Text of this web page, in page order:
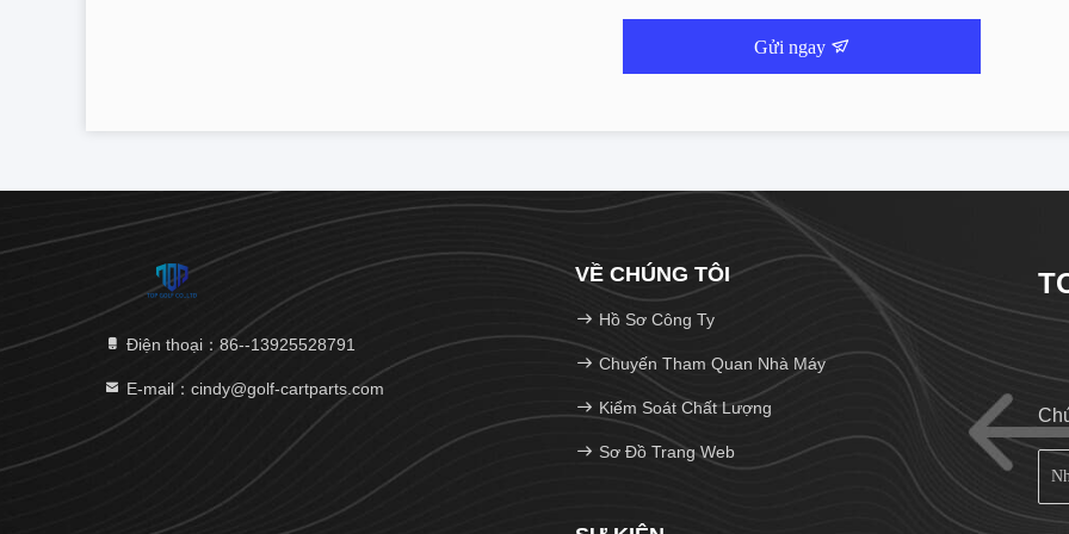
Gửi ngay
Điện thoại：86--13925528791
E-mail：cindy@golf-cartparts.com
VỀ CHÚNG TÔI
Hồ Sơ Công Ty
Chuyến Tham Quan Nhà Máy
Kiểm Soát Chất Lượng
Sơ Đồ Trang Web